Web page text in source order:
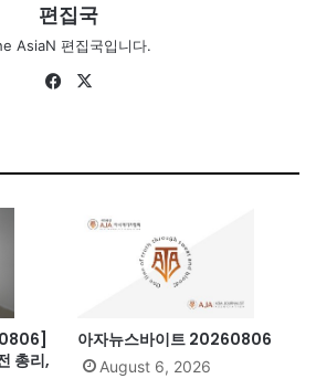
편집국
AsiaN 편집국입니다.
Fa
총리,
아자뉴스바이트 20260806
August 6, 2026